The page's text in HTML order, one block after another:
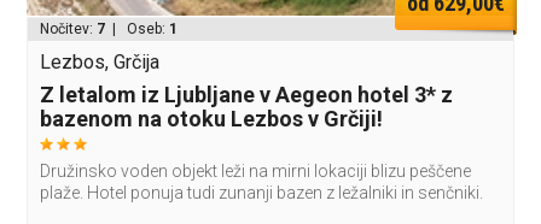
Nočitev: 7 | Oseb: 1
Lezbos, Grčija
Z letalom iz Ljubljane v Aegeon hotel 3* z
bazenom na otoku Lezbos v Grčiji!
Družinsko voden objekt leži na mirni lokaciji blizu peščene
plaže. Hotel ponuja tudi zunanji bazen z ležalniki in senčniki.